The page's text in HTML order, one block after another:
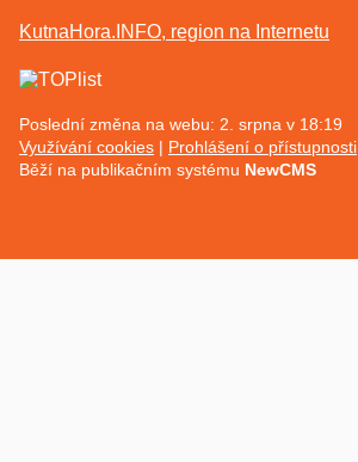
KutnaHora.INFO, region na Internetu
Poslední změna na webu: 2. srpna v 18:19
Využívání cookies
Prohlášení o přístupnosti
Běží na publikačním systému NewCMS